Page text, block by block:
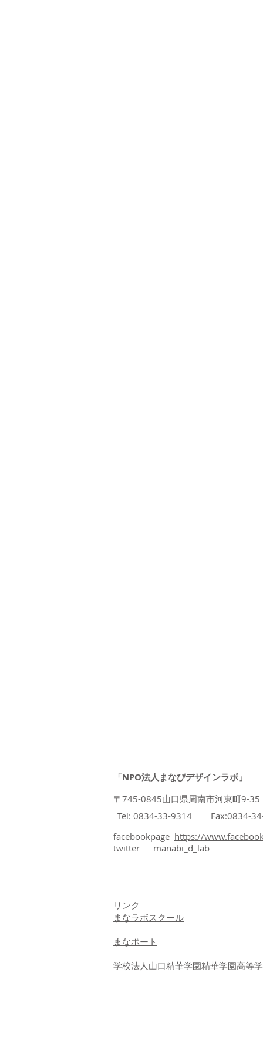
「NPO法人まなびデザインラボ」
〒745-0845山口県周南市河東町9-35
Tel: 0834-33-9314 Fax:0834-
facebookpage https://
twitter manabi_d_lab
リンク
まなラボスクール
まなポート
学校法人山口精華学園精華学園高等